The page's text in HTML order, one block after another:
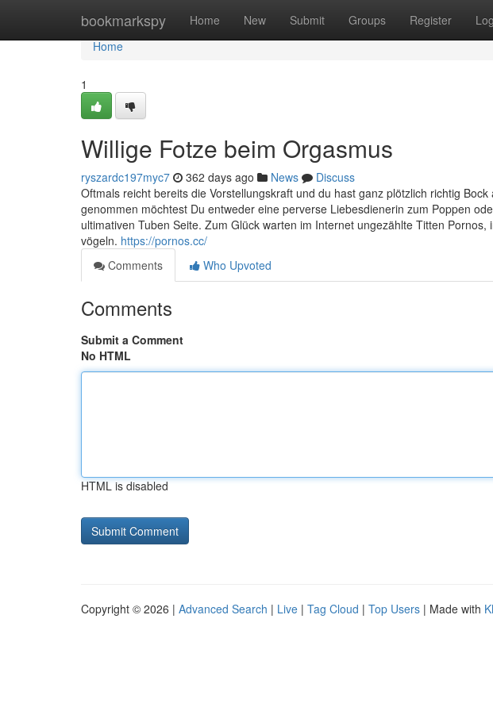
bookmarkspy Home New Submit Groups Register
Home
Home
1
Willige Fotze beim Orgasmus
ryszardc197myc7 362 days ago News
Discuss
Oftmals reicht bereits die Vorstellungskraft und du hast ganz plötzlich richtig
genommen möchtest Du entweder eine perverse Liebesdienerin zum Poppen
ultimativen Tuben Seite. Zum Glück warten im Internet ungezählte Titten
vögeln. https://pornos.cc/
Comments
Who Upvoted
Comments
Submit a Comment
No HTML
HTML is disabled
Copyright © 2026 | Advanced Search | Live | Tag Cloud | Top Users | Made with